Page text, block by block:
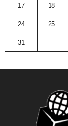
17 18
24 25
31